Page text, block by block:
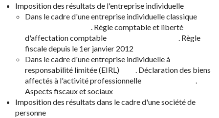
Imposition des résultats de l'entreprise individuelle
Dans le cadre d'une entreprise individuelle classique
. Règle comptable et liberté
d'affectation comptable . Règle
fiscale depuis le 1er janvier 2012
Dans le cadre d'une entreprise individuelle à
responsabilité limitée (EIRL) . Déclaration des biens
affectés à l'activité professionnelle .
Aspects fiscaux et sociaux
Imposition des résultats dans le cadre d'une société de
personne